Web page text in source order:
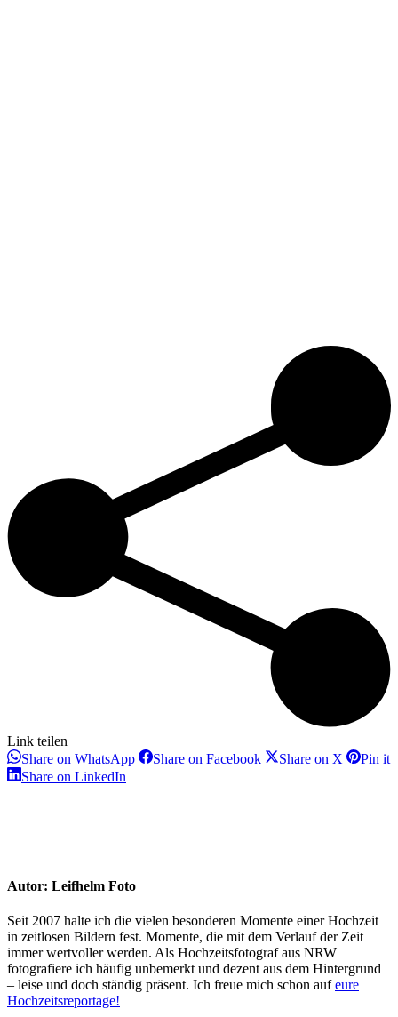
Link teilen
Share on WhatsAppShareShare on FacebookShareShare on X SharePin it
Share on LinkedIn
Autor: Leifhelm Foto
Seit 2007 halte ich die vielen besonderen Momente einer Hochzeit
in zeitlosen Bildern fest. Momente, die mit dem Verlauf der Zeit
immer wertvoller werden. Als Hochzeitsfotograf aus NRW
fotografiere ich häufig unbemerkt und dezent aus dem Hintergrund
– leise und doch ständig präsent. Ich freue mich schon aufeure
Hochzeitsreportage!